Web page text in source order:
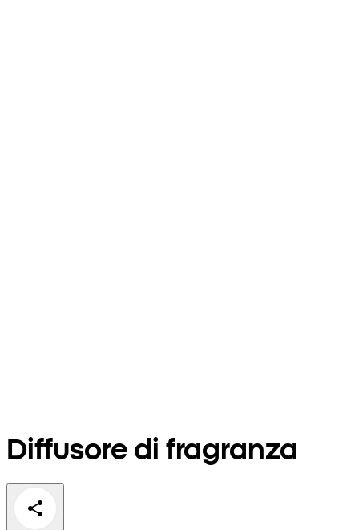
Diffusore di fragranza